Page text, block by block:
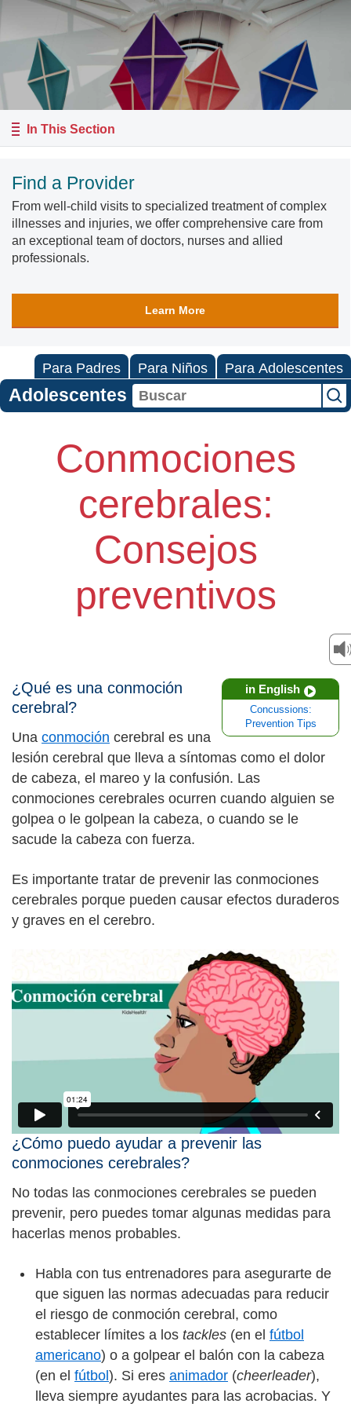
In This Section
Find a Provider
From well-child visits to specialized treatment of complex
illnesses and injuries, we offer comprehensive care from
an exceptional team of doctors, nurses and allied
professionals.
Learn More
Para Padres Para Niños Para Adolescentes
Adolescentes
Conmociones
cerebrales:
Consejos
preventivos
in English
Concussions:
Prevention Tips
¿Qué es una conmoción
cerebral?
Una conmoción cerebral es una
lesión cerebral que lleva a síntomas como el dolor
de cabeza, el mareo y la confusión. Las
conmociones cerebrales ocurren cuando alguien se
golpea o le golpean la cabeza, o cuando se le
sacude la cabeza con fuerza.
Es importante tratar de prevenir las conmociones
cerebrales porque pueden causar efectos duraderos
y graves en el cerebro.
¿Cómo puedo ayudar a prevenir las
conmociones cerebrales?
No todas las conmociones cerebrales se pueden
prevenir, pero puedes tomar algunas medidas para
hacerlas menos probables.
Habla con tus entrenadores para asegurarte de
que siguen las normas adecuadas para reducir
el riesgo de conmoción cerebral, como
establecer límites a los tackles (en el fútbol
americano) o a golpear el balón con la cabeza
(en el fútbol). Si eres animador (cheerleader),
lleva siempre ayudantes para las acrobacias. Y